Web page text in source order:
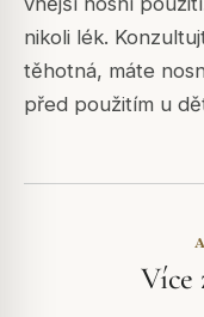
nikoli lék.
těhotná, máte
před použitím u
Více